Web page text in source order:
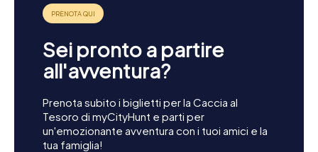
Sei pronto a partire
all'avventura?
Prenota subito i biglietti per la Caccia al
Tesoro di myCityHunt e parti per
un'emozionante avventura con i tuoi amici e la
tua famiglia!